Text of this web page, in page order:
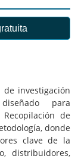
investigación
para
de
donde
clave de la
distribuidores,